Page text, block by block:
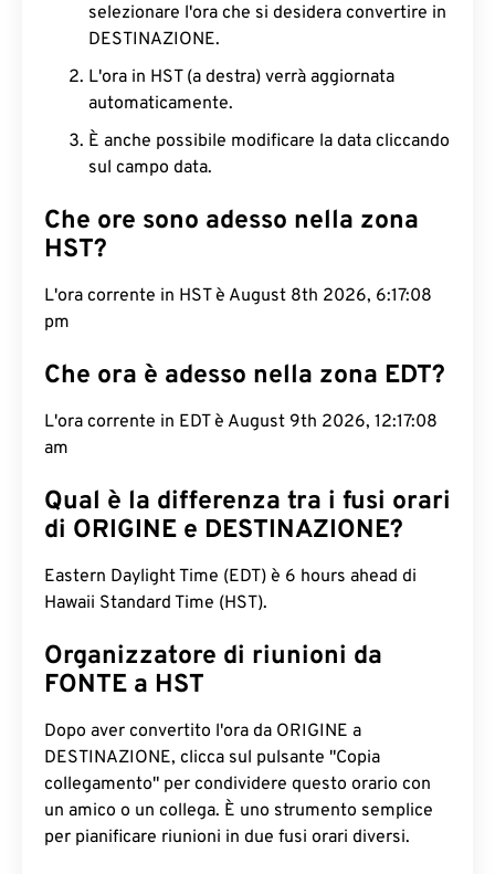
selezionare l'ora che si desidera convertire in
DESTINAZIONE.
L'ora in HST (a destra) verrà aggiornata
automaticamente.
È anche possibile modificare la data cliccando
sul campo data.
Che ore sono adesso nella zona
HST?
L'ora corrente in HST è August 8th 2026, 6:17:09
pm
Che ora è adesso nella zona EDT?
L'ora corrente in EDT è August 9th 2026, 12:17:09
am
Qual è la differenza tra i fusi orari
di ORIGINE e DESTINAZIONE?
Eastern Daylight Time (EDT) è 6 hours ahead di
Hawaii Standard Time (HST).
Organizzatore di riunioni da
FONTE a HST
Dopo aver convertito l'ora da ORIGINE a
DESTINAZIONE, clicca sul pulsante "Copia
collegamento" per condividere questo orario con
un amico o un collega. È uno strumento semplice
per pianificare riunioni in due fusi orari diversi.